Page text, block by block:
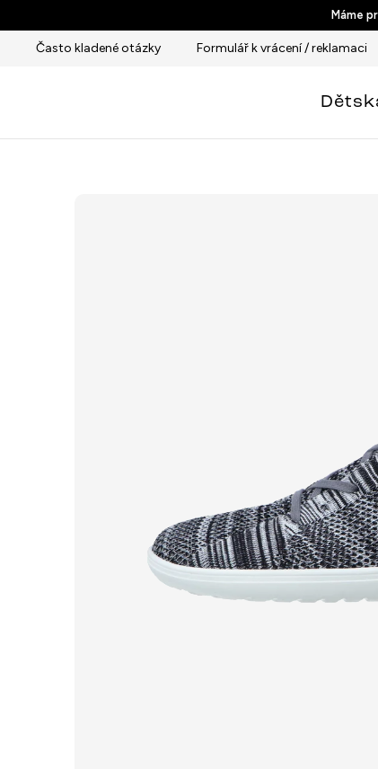
na
obsah
Máme
Často kladené otázky Formulář k vrácení / reklamaci